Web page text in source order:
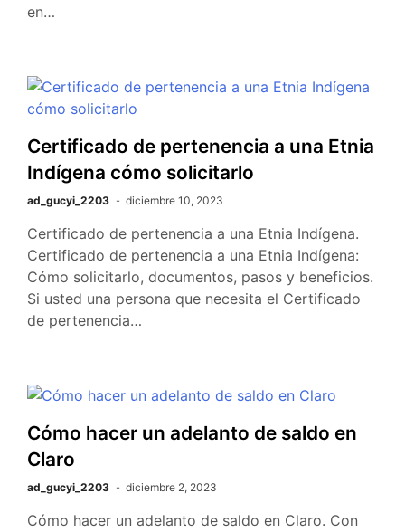
en…
Certificado de pertenencia a una Etnia
Indígena cómo solicitarlo
ad_gucyi_2203 diciembre 10, 2023
Certificado de pertenencia a una Etnia Indígena.
Certificado de pertenencia a una Etnia Indígena:
Cómo solicitarlo, documentos, pasos y beneficios.
Si usted una persona que necesita el Certificado
de pertenencia…
Cómo hacer un adelanto de saldo en
Claro
ad_gucyi_2203 diciembre 2, 2023
Cómo hacer un adelanto de saldo en Claro. Con